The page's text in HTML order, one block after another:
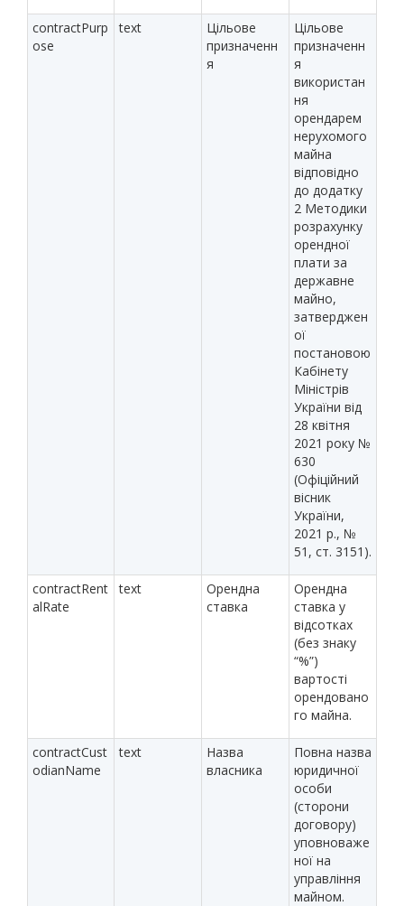
contractPurp
ose
text
Цільове
призначенн
я
Цільове
призначенн
я
використан
ня
орендарем
нерухомого
майна
відповідно
до додатку
2 Методики
розрахунку
орендної
плати за
державне
майно,
затверджен
ої
постановою
Кабінету
Міністрів
України від
28 квітня
2021 року №
630
(Офіційний
вісник
України,
2021 р., №
51, ст. 3151).
contractRent
alRate
text
Орендна
ставка
Орендна
ставка у
відсотках
(без знаку
“%”)
вартості
орендовано
го майна.
contractCust
odianName
text
Назва
власника
Повна назва
юридичної
особи
(сторони
договору)
уповноваже
ної на
управління
майном.